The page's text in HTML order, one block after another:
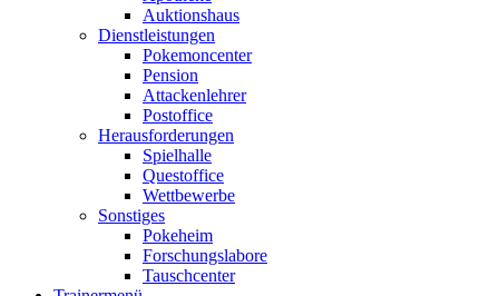
Auktionshaus
Dienstleistungen
Pokemoncenter
Pension
Attackenlehrer
Postoffice
Herausforderungen
Spielhalle
Questoffice
Wettbewerbe
Sonstiges
Pokeheim
Forschungslabore
Tauschcenter